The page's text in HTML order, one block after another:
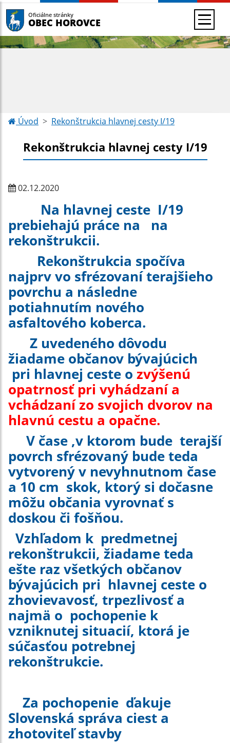
Oficiálne stránky
OBEC HOROVCE
Úvod Rekonštrukcia hlavnej cesty I/19
Rekonštrukcia hlavnej cesty I/19
02.12.2020
Na hlavnej ceste I/19
prebiehajú práce na na
rekonštrukcii.
Rekonštrukcia spočíva
najprv vo sfrézovaní terajšieho
povrchu a následne
potiahnutím nového
asfaltového koberca.
Z uvedeného dôvodu
žiadame občanov bývajúcich
pri hlavnej ceste o zvýšenú
opatrnosť pri vyhádzaní a
vchádzaní zo svojich dvorov na
hlavnú cestu a opačne.
V čase ,v ktorom bude terajší
povrch sfrézovaný bude teda
vytvorený v nevyhnutnom čase
a 10 cm skok, ktorý si dočasne
môžu občania vyrovnať s
doskou či fošňou.
Vzhľadom k predmetnej
rekonštrukcii, žiadame teda
ešte raz všetkých občanov
bývajúcich pri hlavnej ceste o
zhovievavosť, trpezlivosť a
najmä o pochopenie k
vzniknutej situacií, ktorá je
súčasťou potrebnej
rekonštrukcie.
Za pochopenie ďakuje
Slovenská správa ciest a
zhotoviteľ stavby